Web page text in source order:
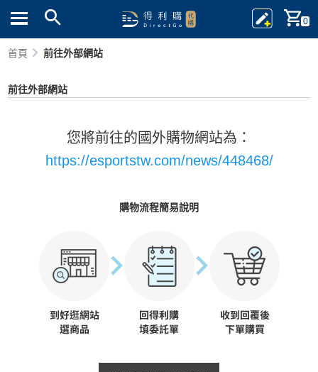
0
首頁 前往外部網站
前往外部網站
您將前往的國外購物網站為：
https://esportstw.com/news/448468/
購物流程簡易說明